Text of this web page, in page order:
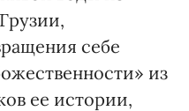
себе
из
ее истории,